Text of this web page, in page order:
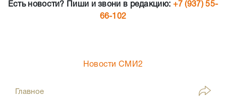
Есть новости? Пиши и звони в редакцию: +7 (937) 55-
66-102
Новости СМИ2
Главное